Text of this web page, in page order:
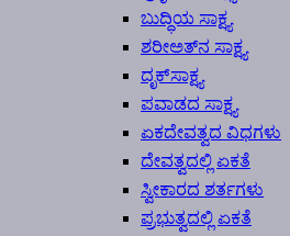
ಬುದ್ಧಿಯ ಸಾಕ್ಷ್ಯ
ಶರೀಅತ್‍ನ ಸಾಕ್ಷ್ಯ
ದೃಕ್‍ಸಾಕ್ಷ್ಯ
ಪವಾಡದ ಸಾಕ್ಷ್ಯ
ಏಕದೇವತ್ವದ ವಿಧಗಳು
ದೇವತ್ವದಲ್ಲಿ ಏಕತೆ
ಸ್ವೀಕಾರದ ಶರ್ತಗಳು
ಪ್ರಭುತ್ವದಲ್ಲಿ ಏಕತೆ